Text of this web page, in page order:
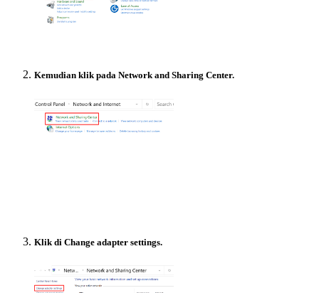
Kemudian klik pada Network and Sharing Center.
Klik di Change adapter settings.